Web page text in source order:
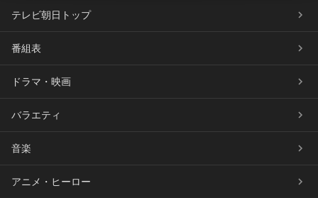
テレビ朝日トップ
番組表
ドラマ・映画
バラエティ
音楽
アニメ・ヒーロー